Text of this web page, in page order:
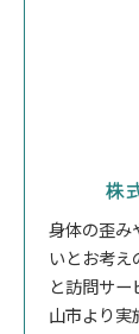
株
身体の歪み
いとお考
と訪問サ
山市より実